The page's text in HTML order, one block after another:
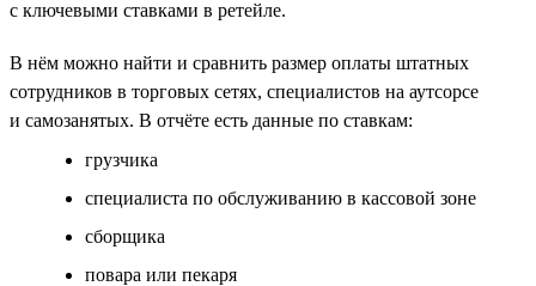
с ключевыми ставками в ретейле.
В нём можно найти и сравнить размер оплаты штатных
сотрудников в торговых сетях, специалистов на аутсорсе
и самозанятых. В отчёте есть данные по ставкам:
грузчика
специалиста по обслуживанию в кассовой зоне
сборщика
повара или пекаря